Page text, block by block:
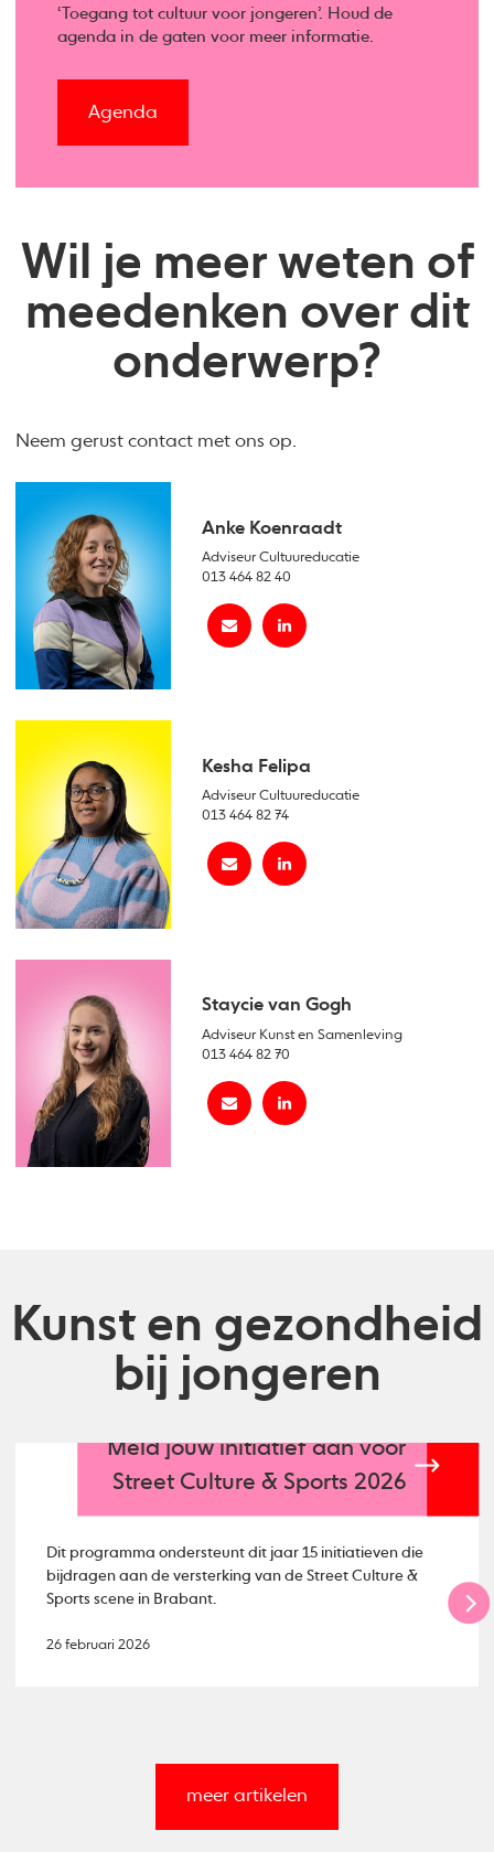
‘Toegang tot cultuur voor jongeren’. Houd de
agenda in de gaten voor meer informatie.
Agenda
Wil je meer weten of
meedenken over dit
onderwerp?
Neem gerust contact met ons op.
Anke Koenraadt
Adviseur Cultuureducatie
013 464 82 40
Kesha Felipa
Adviseur Cultuureducatie
013 464 82 74
Staycie van Gogh
Adviseur Kunst en Samenleving
013 464 82 70
Kunst en gezondheid
bij jongeren
Meld jouw initiatief aan voor
Street Culture & Sports 2026
Dit programma ondersteunt dit jaar 15 initiatieven die
bijdragen aan de versterking van de Street Culture &
Sports scene in Brabant.
26 februari 2026
meer artikelen